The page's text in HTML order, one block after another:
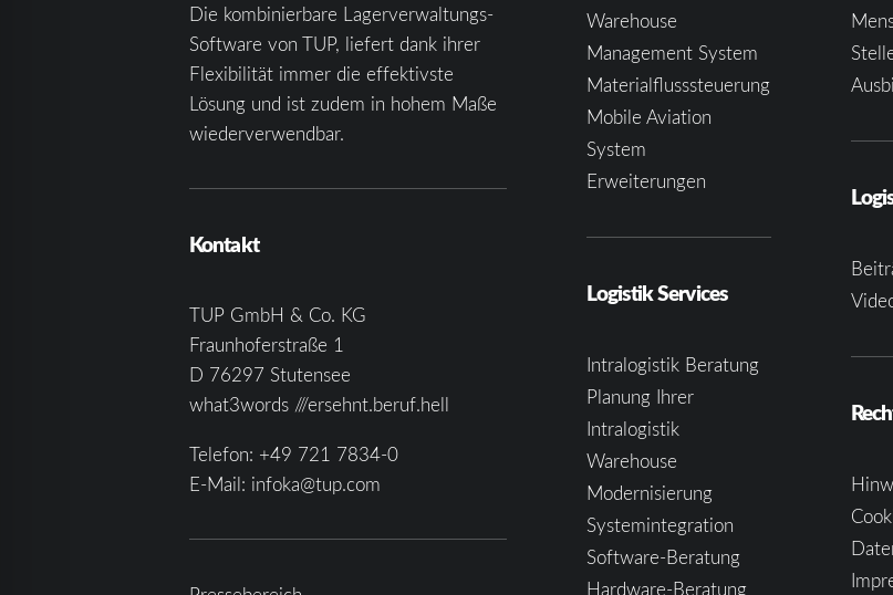
Die kombinierbare Lagerverwaltungs-
Software von TUP, liefert dank ihrer
Flexibilität immer die effektivste
Lösung und ist zudem in hohem Maße
wiederverwendbar.
Kontakt
TUP GmbH & Co. KG
Fraunhoferstraße 1
D 76297 Stutensee
what3words ///ersehnt.beruf.hell
Telefon: +49 721 7834-0
E-Mail: infoka@tup.com
Warehouse
Management System
Materialflusssteuerung
Mobile Aviation
System
Erweiterungen
Logistik Services
Intralogistik Beratung
Planung Ihrer
Intralogistik
Warehouse
Modernisierung
Systemintegration
Software-Beratung
Hardware-Beratung